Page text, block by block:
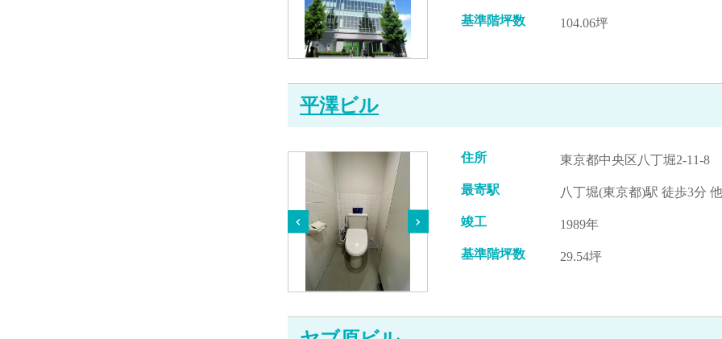
基準階坪数 104.06坪
平澤ビル
住所 東京都中央区八丁堀2-11-8
最寄駅 八丁堀(東京都)駅 徒歩3分 他
竣工 1989年
基準階坪数 29.54坪